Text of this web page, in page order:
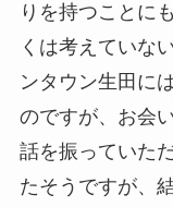
りを持つことに
くは考えていな
ンタウン生田に
のですが、お会
話を振っていた
たそうですが、